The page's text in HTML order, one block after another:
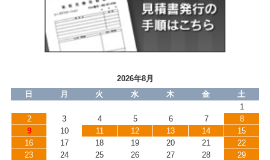
2026年8月
日
月 火 水 木 金
土
1
2
3 4 5 6 7
8
9
10 11 12 13 14
15
16
17 18 19 20 21
22
23
24 25 26 27 28
29